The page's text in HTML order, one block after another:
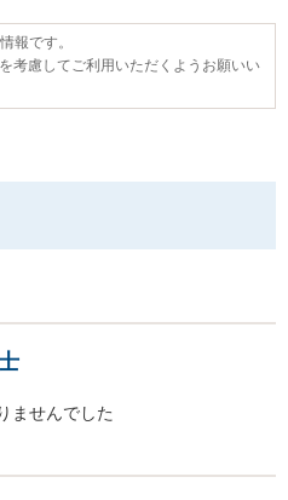
報です。
考慮してご利用いただくようお願いい
ませんでした